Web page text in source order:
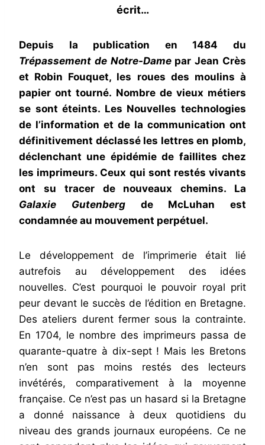
écrit…
Depuis la publication en 1484 du
Trépassement de Notre-Damepar Jean Crès
et Robin Fouquet, les roues des moulins à
papier ont tourné. Nombre de vieux métiers
se sont éteints. Les Nouvelles technologies
de l’information et de la communication ont
définitivement déclassé les lettres en plomb,
déclenchant une épidémie de faillites chez
les imprimeurs. Ceux qui sont restés vivants
ont su tracer de nouveaux chemins. La
Galaxie Gutenbergde McLuhan est
condamnée au mouvement perpétuel.
Le développement de l’imprimerie était lié
autrefois au développement des idées
nouvelles. C’est pourquoi le pouvoir royal prit
peur devant le succès de l’édition en Bretagne.
Des ateliers durent fermer sous la contrainte.
En 1704, le nombre des imprimeurs passa de
quarante-quatre à dix-sept ! Mais les Bretons
n’en sont pas moins restés des lecteurs
invétérés, comparativement à la moyenne
française. Ce n’est pas un hasard si la Bretagne
a donné naissance à deux quotidiens du
niveau des grands journaux européens. Ce ne